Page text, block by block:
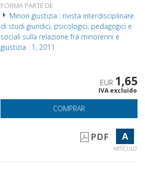
FORMA PARTE DE
Minori giustizia : rivista interdisciplinare
di studi giuridici, psicologici, pedagogici e
sociali sulla relazione fra minorenni e
giustizia : 1, 2011
EUR 1,65
IVA excluido
COMPRAR
PDF A
ARTÍCULO